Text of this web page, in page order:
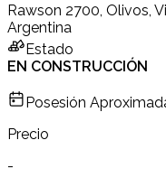
Rawson 2700, Olivos,
Argentina
Estado
EN CONSTRUCCIÓN
Posesión
Precio
-